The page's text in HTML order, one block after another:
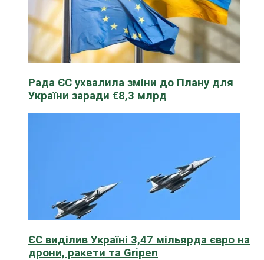
Рада ЄС ухвалила зміни до Плану для
України заради €8,3 млрд
ЄС виділив Україні 3,47 мільярда євро на
дрони, ракети та Gripen